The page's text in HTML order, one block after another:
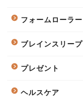
フォームローラー
ブレインスリープ
プレゼント
ヘルスケア